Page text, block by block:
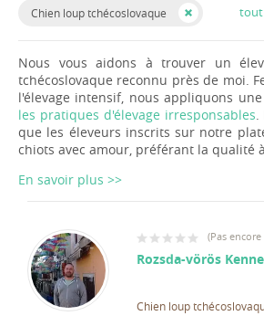
Chien loup tchécoslovaque tout
Nous vous aidons à trouver un
tchécoslovaque reconnu près de moi.
l'élevage intensif, nous appliquons
les pratiques d'élevage irresponsables
que les éleveurs inscrits sur notre
chiots avec amour, préférant la qualité
En savoir plus >>
(Pas encore
Rozsda-vörös
Chien loup